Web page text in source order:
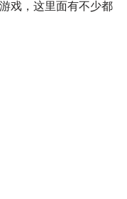
戏，这里面有不少都